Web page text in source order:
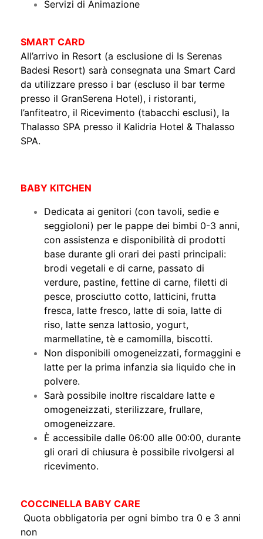
Servizi di Animazione
SMART CARD
All’arrivo in Resort (a esclusione di Is Serenas
Badesi Resort) sarà consegnata una Smart Card
da utilizzare presso i bar (escluso il bar terme
presso il GranSerena Hotel), i ristoranti,
l’anfiteatro, il Ricevimento (tabacchi esclusi), la
Thalasso SPA presso il Kalidria Hotel & Thalasso
SPA.
BABY KITCHEN
Dedicata ai genitori (con tavoli, sedie e
seggioloni) per le pappe dei bimbi 0-3 anni,
con assistenza e disponibilità di prodotti
base durante gli orari dei pasti principali:
brodi vegetali e di carne, passato di
verdure, pastine, fettine di carne, filetti di
pesce, prosciutto cotto, latticini, frutta
fresca, latte fresco, latte di soia, latte di
riso, latte senza lattosio, yogurt,
marmellatine, tè e camomilla, biscotti.
Non disponibili omogeneizzati, formaggini e
latte per la prima infanzia sia liquido che in
polvere.
Sarà possibile inoltre riscaldare latte e
omogeneizzati, sterilizzare, frullare,
omogeneizzare.
È accessibile dalle 06:00 alle 00:00, durante
gli orari di chiusura è possibile rivolgersi al
ricevimento.
COCCINELLA BABY CARE
Quota obbligatoria per ogni bimbo tra 0 e 3 anni
non